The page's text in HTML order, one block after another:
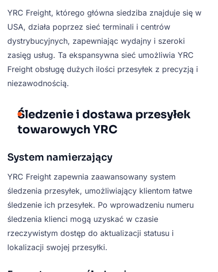
YRC Freight, którego główna siedziba znajduje się w
USA, działa poprzez sieć terminali i centrów
dystrybucyjnych, zapewniając wydajny i szeroki
zasięg usług. Ta ekspansywna sieć umożliwia YRC
Freight obsługę dużych ilości przesyłek z precyzją i
niezawodnością.
Śledzenie i dostawa przesyłek
towarowych YRC
System namierzający
YRC Freight zapewnia zaawansowany system
śledzenia przesyłek, umożliwiający klientom łatwe
śledzenie ich przesyłek. Po wprowadzeniu numeru
śledzenia klienci mogą uzyskać w czasie
rzeczywistym dostęp do aktualizacji statusu i
lokalizacji swojej przesyłki.